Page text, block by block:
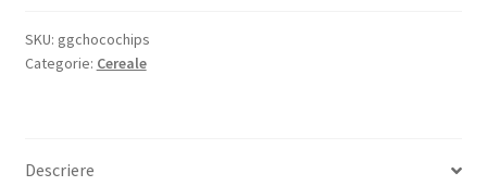
750G
CEREALE
DE
SKU: ggchocochips
Categorie: Cereale
Descriere